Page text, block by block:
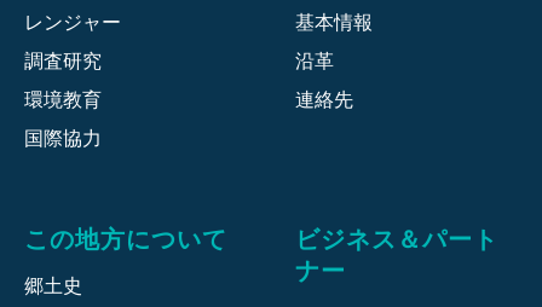
レンジャー
調査研究
環境教育
国際協力
基本情報
沿革
連絡先
この地方について
郷土史
ビジネス＆パート
ナー